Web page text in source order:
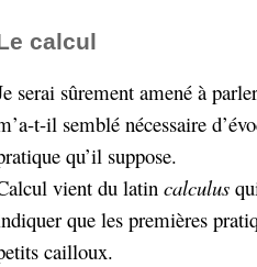
calcul
serai sûrement amené à
t-il semblé nécessaire
qu’il suppose.
vient du latincalculus
que les premières
cailloux.